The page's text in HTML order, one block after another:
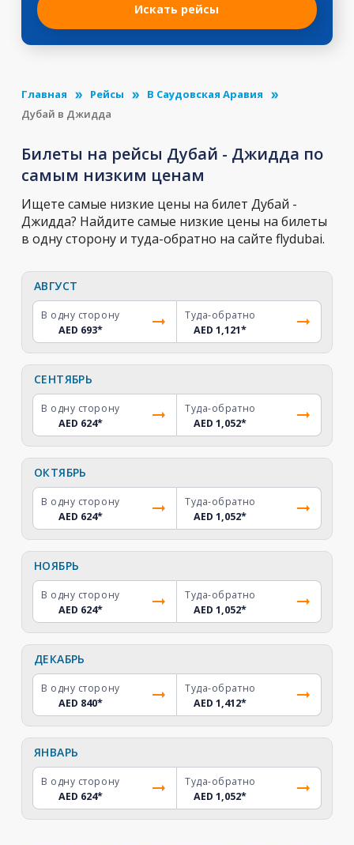
Искать рейсы
Главная Рейсы
В Саудовская Аравия
Дубай в Джидда
Билеты на рейсы Дубай - Джидда по
самым низким ценам
Ищете самые низкие цены на билет Дубай -
Джидда? Найдите самые низкие цены на билеты
в одну сторону и туда-обратно на сайте flydubai.
АВГУСТ
В одну сторону
AED 693*
Туда-обратно
AED 1,121*
СЕНТЯБРЬ
В одну сторону
AED 624*
Туда-обратно
AED 1,052*
ОКТЯБРЬ
В одну сторону
AED 624*
Туда-обратно
AED 1,052*
НОЯБРЬ
В одну сторону
AED 624*
Туда-обратно
AED 1,052*
ДЕКАБРЬ
В одну сторону
AED 840*
Туда-обратно
AED 1,412*
ЯНВАРЬ
В одну сторону
AED 624*
Туда-обратно
AED 1,052*